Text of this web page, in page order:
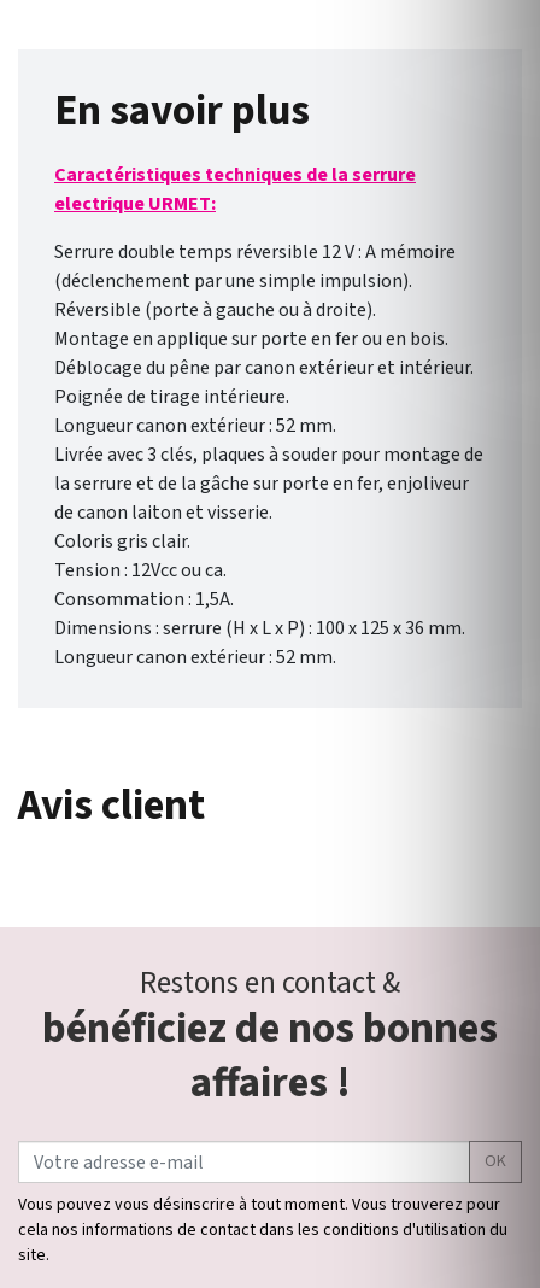
En savoir plus
Caractéristiques techniques de la serrure
electrique URMET:
Serrure double temps réversible 12 V : A mémoire
(déclenchement par une simple impulsion).
Réversible (porte à gauche ou à droite).
Montage en applique sur porte en fer ou en bois.
Déblocage du pêne par canon extérieur et intérieur.
Poignée de tirage intérieure.
Longueur canon extérieur : 52 mm.
Livrée avec 3 clés, plaques à souder pour montage de
la serrure et de la gâche sur porte en fer, enjoliveur
de canon laiton et visserie.
Coloris gris clair.
Tension : 12Vcc ou ca.
Consommation : 1,5A.
Dimensions : serrure (H x L x P) : 100 x 125 x 36 mm.
Longueur canon extérieur : 52 mm.
Avis client
Restons en contact &
bénéficiez de nos bonnes
affaires !
OK
Vous pouvez vous désinscrire à tout moment. Vous trouverez pour
cela nos informations de contact dans les conditions d'utilisation du
site.